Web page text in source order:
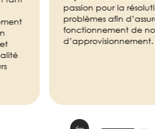
passion pour la
problèmes afin
fonctionnement de
d’approvisionnement.